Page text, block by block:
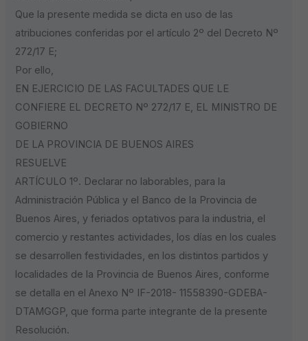
Que la presente medida se dicta en uso de las
atribuciones conferidas por el artículo 2º del Decreto Nº
272/17 E;
Por ello,
EN EJERCICIO DE LAS FACULTADES QUE LE
CONFIERE EL DECRETO Nº 272/17 E, EL MINISTRO DE
GOBIERNO
DE LA PROVINCIA DE BUENOS AIRES
RESUELVE
ARTÍCULO 1º. Declarar no laborables, para la
Administración Pública y el Banco de la Provincia de
Buenos Aires, y feriados optativos para la industria, el
comercio y restantes actividades, los días en los cuales
se desarrollen festividades, en los distintos partidos y
localidades de la Provincia de Buenos Aires, conforme
se detalla en el Anexo Nº IF-2018- 11558390-GDEBA-
DTAMGGP, que forma parte integrante de la presente
Resolución.